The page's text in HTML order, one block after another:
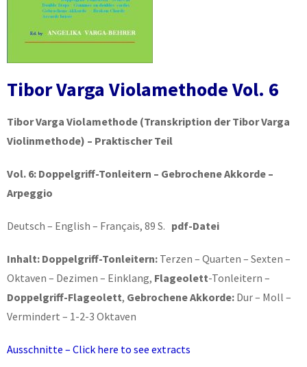
Tibor Varga Violamethode Vol. 6
Tibor Varga Violamethode (Transkription der Tibor Varga
Violinmethode) – Praktischer Teil
Vol. 6: Doppelgriff-Tonleitern – Gebrochene Akkorde –
Arpeggio
Deutsch – English – Français, 89 S. pdf-Datei
Inhalt: Doppelgriff-Tonleitern: Terzen – Quarten – Sexten –
Oktaven – Dezimen – Einklang, Flageolett-Tonleitern –
Doppelgriff-Flageolett, Gebrochene Akkorde: Dur – Moll –
Vermindert – 1-2-3 Oktaven
Ausschnitte – Click here to see extracts